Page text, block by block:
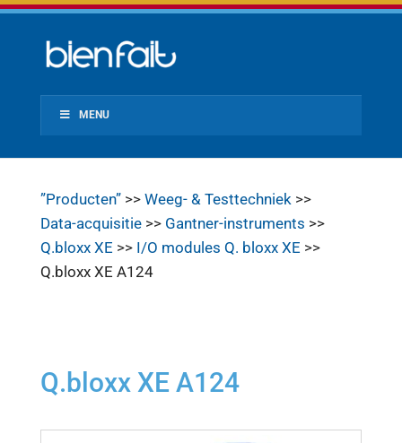
MENU
”Producten”>> Weeg- & Testtechniek>>
Data-acquisitie>> Gantner-instruments >>
Q.bloxx XE >> I/O modules Q. bloxx XE >>
Q.bloxx XE A124
Q.bloxx XE A124